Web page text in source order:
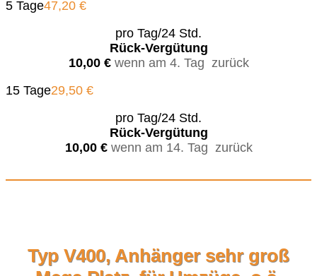
5 Tage47,20 €
pro Tag/24 Std.
Rück-Vergütung
10,00 € wenn am 4. Tag zurück
15 Tage29,50 €
pro Tag/24 Std.
Rück-Vergütung
10,00 € wenn am 14. Tag zurück
Typ V400, Anhänger sehr groß